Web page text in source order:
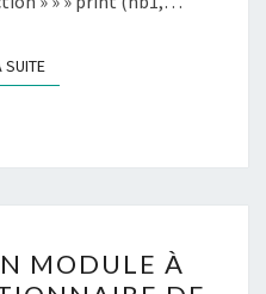
SUITELIRE LA SUITE
UN MODULE À